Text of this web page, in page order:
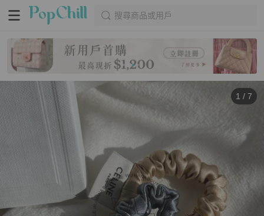
搜尋商品或用戶
1 / 7